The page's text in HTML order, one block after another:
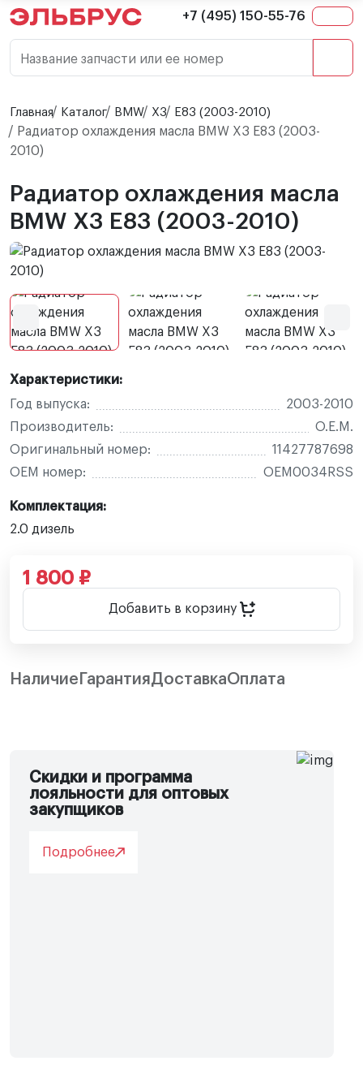
+7 (495) 150-55-76
Название запчасти или ее номер
Главная Каталог BMW X3 E83 (2003-2010)
Радиатор охлаждения масла BMW X3 E83 (2003-
2010)
Радиатор охлаждения масла
BMW X3 E83 (2003-2010)
Характеристики:
Год выпуска:
2003-2010
Производитель:
O.E.M.
Оригинальный номер:
11427787698
OEM номер:
OEM0034RSS
Комплектация:
2.0 дизель
1 800 ₽
Добавить в корзину
Наличие ГарантияДоставкаОплата
Скидки и программа
лояльности для оптовых
закупщиков
Подробнее